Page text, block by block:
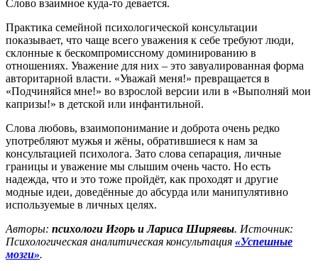
Слово взаимное куда-то девается.
Практика семейной психологической консультации
показывает, что чаще всего уважения к себе требуют люди,
склонные к бескомпромиссному доминированию в
отношениях. Уважение для них – это завуалированная форма
авторитарной власти. «Уважай меня!» превращается в
«Подчиняйся мне!» во взрослой версии или в «Выполняй мои
капризы!» в детской или инфантильной.
Слова любовь, взаимопонимание и доброта очень редко
употребляют мужья и жёны, обратившиеся к нам за
консультацией психолога. Зато слова сепарация, личные
границы и уважение мы слышим очень часто. Но есть
надежда, что и это тоже пройдёт, как проходят и другие
модные идеи, доведённые до абсурда или манипулятивно
используемые в личных целях.
Авторы: психологи Игорь и Лариса Ширяевы. Источник:
Психологическая аналитическая консультация «Успешные
мозги».